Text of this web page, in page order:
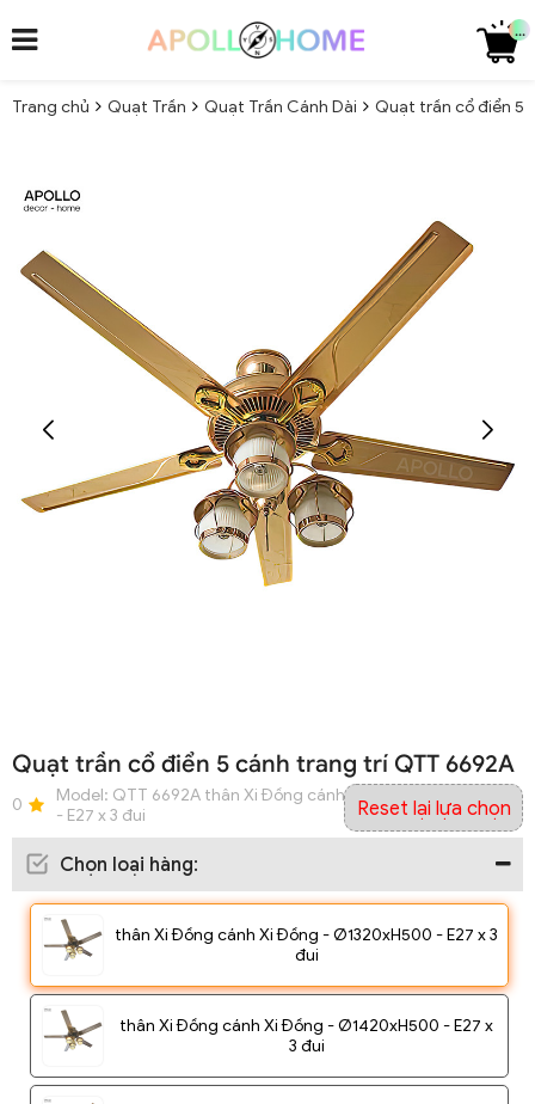
...
Trang chủ Quạt Trần Quạt Trần Cánh Dài Quạt trần cổ điển 5
Quạt trần cổ điển 5 cánh trang trí QTT 6692A
0 Model: QTT 6692A thân Xi Đồng cánh Xi Đồng - Ø1320xH500
- E27 x 3 đui
Chọn loại hàng:
thân Xi Đồng cánh Xi Đồng - Ø1320xH500 - E27 x 3
đui
thân Xi Đồng cánh Xi Đồng - Ø1420xH500 - E27 x
3 đui
Reset lại lựa chọn